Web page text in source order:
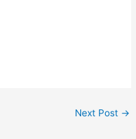
Next Post →